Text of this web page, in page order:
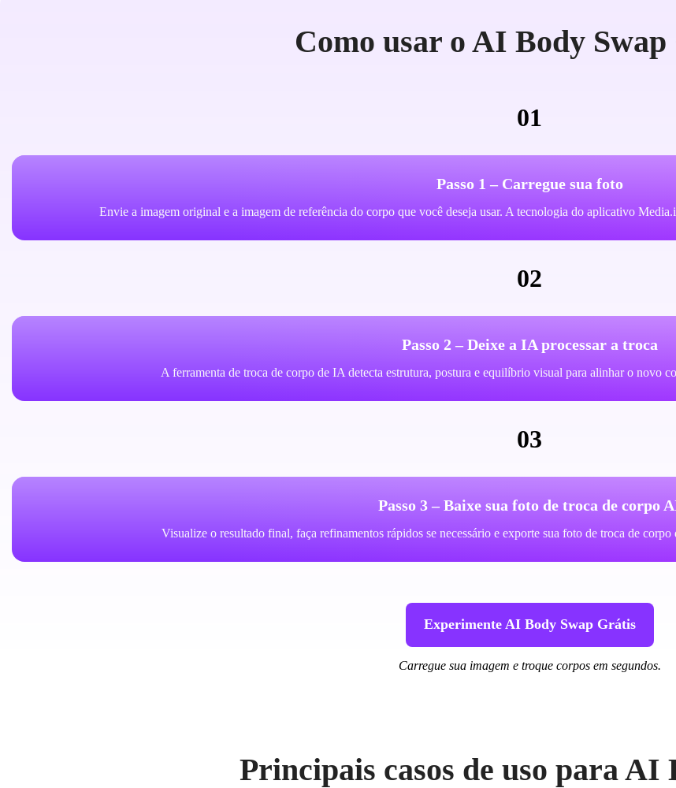
Como usar o AI Body
01
Passo 1 – Carregue sua foto
Envie a imagem original e a imagem de referência do corpo que você deseja usar. A tecnologia do aplicativo
02
Passo 2 – Deixe a IA processar a troca
A ferramenta de troca de corpo de IA detecta estrutura, postura e equilíbrio visual para alinhar o novo
03
Passo 3 – Baixe sua foto de troca de corpo
Visualize o resultado final, faça refinamentos rápidos se necessário e exporte sua foto de troca de
Experimente AI Body Swap Grátis
Carregue sua imagem e troque corpos em segundos.
Principais casos de uso para AI